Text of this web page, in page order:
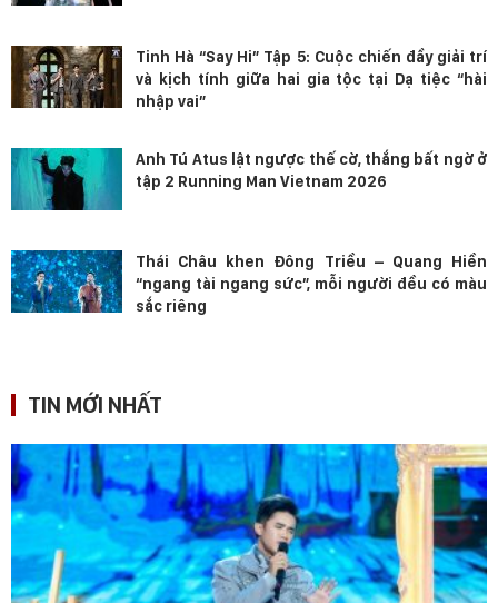
Tinh Hà “Say Hi” Tập 5: Cuộc chiến đầy giải trí
và kịch tính giữa hai gia tộc tại Dạ tiệc “hài
nhập vai”
Anh Tú Atus lật ngược thế cờ, thắng bất ngờ ở
tập 2 Running Man Vietnam 2026
Thái Châu khen Đông Triều – Quang Hiền
“ngang tài ngang sức”, mỗi người đều có màu
sắc riêng
TIN MỚI NHẤT